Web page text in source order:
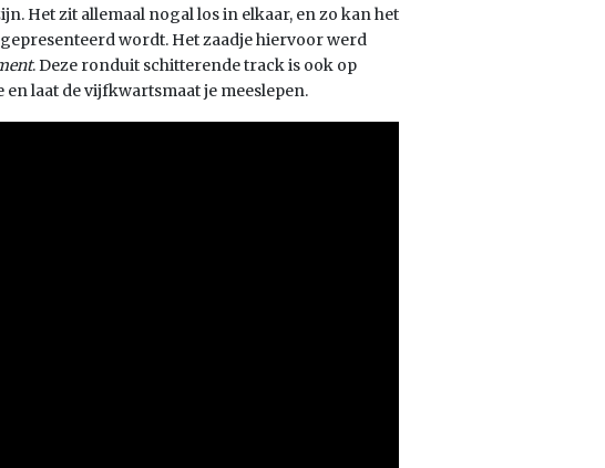
Het zit allemaal nogal los in elkaar, en zo kan het
wordt. Het zaadje hiervoor werd
. Deze ronduit schitterende track is ook op
laat de vijfkwartsmaat je meeslepen.